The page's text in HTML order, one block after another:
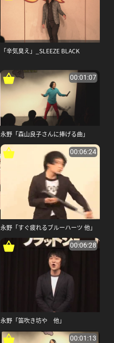
「辛気臭え」_SLEEZE BLACK
00:01:07
永野「森山良子さんに捧げる曲」
00:06:24
永野「すぐ疲れるブルーハーツ 他」
00:06:28
永野「笛吹き坊や 他」
00:01:13